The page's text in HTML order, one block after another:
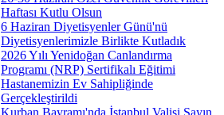
Haftası Kutlu Olsun
6 Haziran Diyetisyenler Günü'nü
Diyetisyenlerimizle Birlikte Kutladık
2026 Yılı Yenidoğan Canlandırma
Programı (NRP) Sertifikalı Eğitimi
Hastanemizin Ev Sahipliğinde
Gerçekleştirildi
Kurban Bayramı'nda İstanbul Valisi Sayın